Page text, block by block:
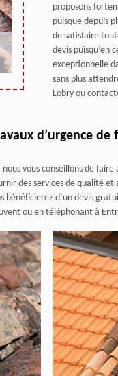
proposons
puisque depuis
de satisfaire
devis puisqu’en
exceptionnelle
sans plus
Lobry ou
d’urgence
vous conseillons de
des services de qualité
bénéficierez d’un devis
ou en téléphonant à